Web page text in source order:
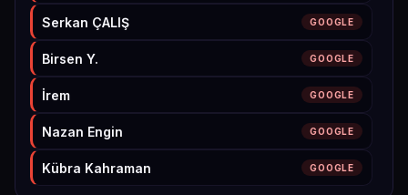
Serkan ÇALIŞ GOOGLE
Birsen Y. GOOGLE
İrem GOOGLE
Nazan Engin GOOGLE
Kübra Kahraman GOOGLE